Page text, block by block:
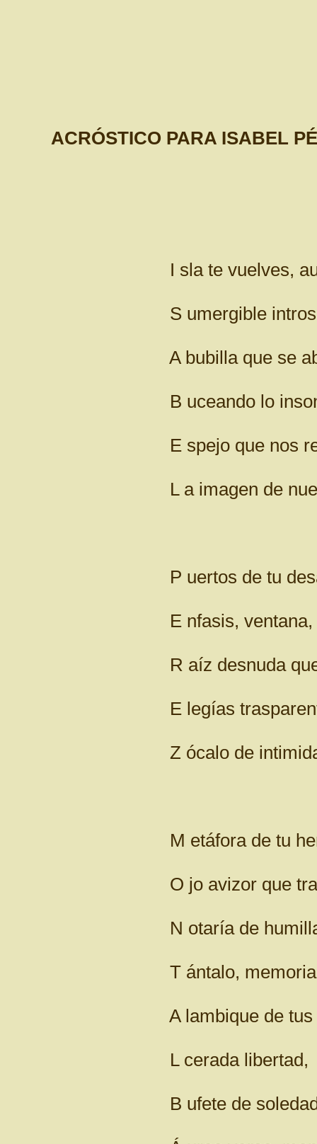
ACRÓSTICO PARA ISABEL
I sla te vuelves,
S umergible
A bubilla que se
B uceando lo
E spejo que nos
L a imagen de
P uertos de tu
E nfasis, ventana,
R aíz desnuda que
E legías
Z ócalo de
M etáfora de tu
O jo avizor que
N otaría de
T ántalo, memoria
A lambique de tus
L cerada libertad,
B ufete de